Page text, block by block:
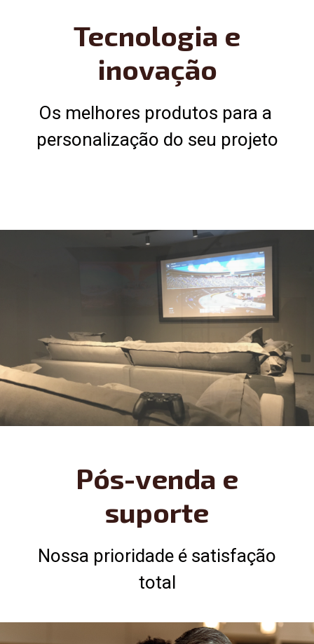
Tecnologia e
inovação
personalização do seu projeto
Pós-venda e
suporte
Nossa prioridade é satisfação
total